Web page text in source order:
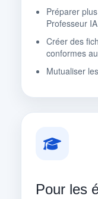
Préparer
Professeur
Créer des
conformes
Mutualiser
Pour les